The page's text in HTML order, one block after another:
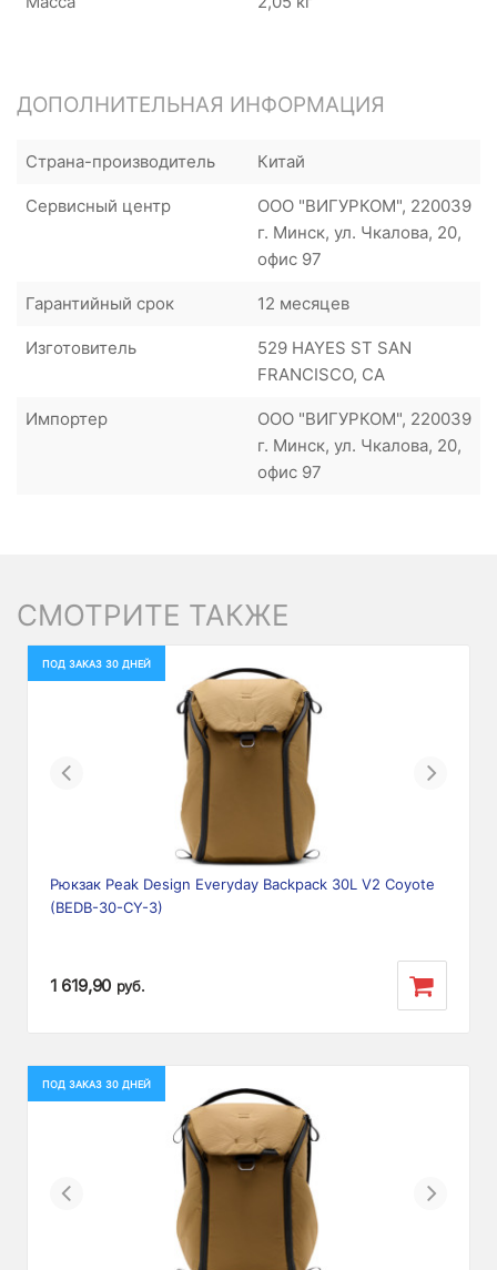
ДОПОЛНИТЕЛЬНАЯ ИНФОРМАЦИЯ
Страна-производитель Китай
Сервисный центр
ООО "ВИГУРКОМ", 220039
г. Минск, ул. Чкалова, 20,
офис 97
Гарантийный срок 12 месяцев
Изготовитель
529 HAYES ST SAN
FRANCISCO, CA
Импортер
ООО "ВИГУРКОМ", 220039
г. Минск, ул. Чкалова, 20,
офис 97
СМОТРИТЕ ТАКЖЕ
ПОД ЗАКАЗ 30 ДНЕЙ
Previous Next
Рюкзак Peak Design Everyday Backpack 30L V2 Coyote
(BEDB-30-CY-3)
1 619,90 руб.
ПОД ЗАКАЗ 30 ДНЕЙ
Previous Next